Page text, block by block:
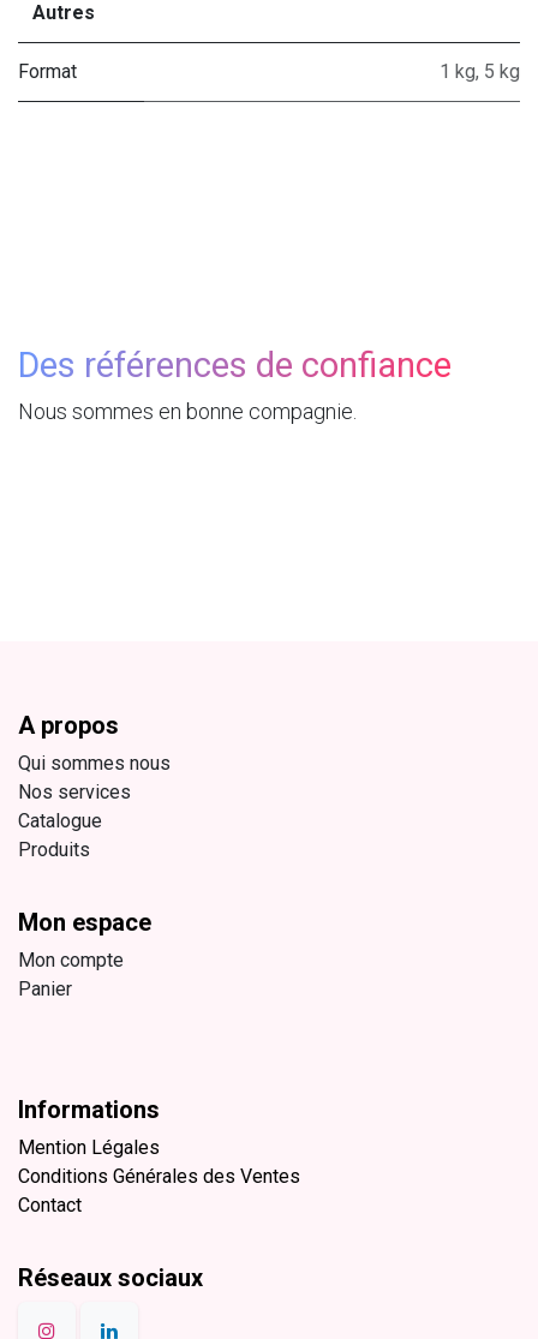
Autres
Format 1 kg, 5 kg
Des références de confiance
Nous sommes en bonne compagnie.
A propos
Qui sommes nous
Nos services
Catalogue
Produits
Mon espace
Mon compte
Panier
Informations
Mention Légales
Conditions Générales des Ventes
Contact
Réseaux sociaux